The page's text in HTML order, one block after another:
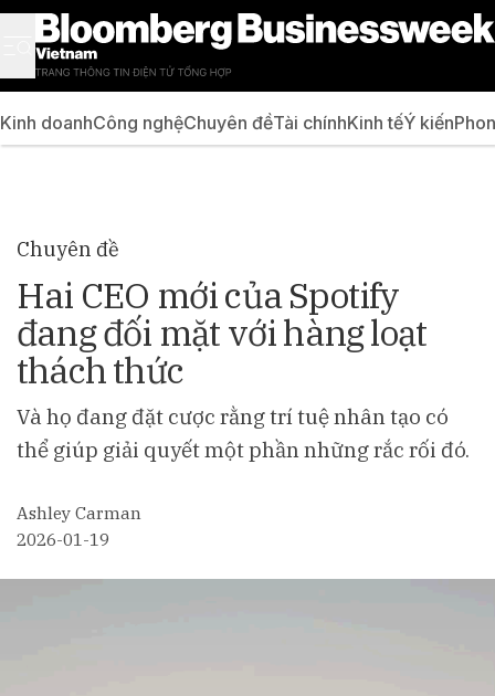
Kinh doanhCông nghệChuyên đềTài chínhKinh tếÝ kiến
Chuyên đề
Hai CEO mới của Spotify
đang đối mặt với hàng loạt
thách thức
Ashley Carman
2026-01-19
Và họ đang đặt cược rằng trí tuệ nhân tạo có
thể giúp giải quyết một phần những rắc rối đó.